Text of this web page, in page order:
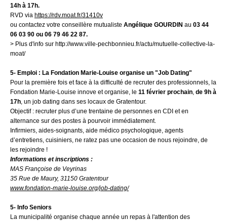
14h à 17h.
RVD via https://rdv.moat.fr/31410v
ou contactez votre conseillère mutualiste Angélique GOURDIN au 03 44
06 03 90 ou 06 79 46 22 87.
> Plus d'info sur http://www.ville-pechbonnieu.fr/actu/mutuelle-collective-la-
moat/
5- Emploi : La Fondation Marie-Louise organise un "Job Dating"
Pour la première fois et face à la difficulté de recruter des professionnels, la
Fondation Marie-Louise innove et organise, le 11 février prochain, de 9h à
17h, un job dating dans ses locaux de Gratentour.
Objectif : recruter plus d’une trentaine de personnes en CDI et en
alternance sur des postes à pourvoir immédiatement.
Infirmiers, aides-soignants, aide médico psychologique, agents
d’entretiens, cuisiniers, ne ratez pas une occasion de nous rejoindre, de
les rejoindre !
Informations et inscriptions :
MAS Françoise de Veyrinas
35 Rue de Maury, 31150 Gratentour
www.fondation-marie-louise.org/job-dating/
5- Info Seniors
La municipalité organise chaque année un repas à l'attention des